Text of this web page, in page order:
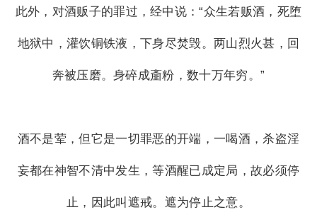
此外，对酒贩子的罪过，经中说：“众生若贩酒，死堕
地狱中，灌饮铜铁液，下身尽焚毁。两山烈火甚，回
奔被压磨。身碎成齑粉，数十万年穷。”
酒不是荤，但它是一切罪恶的开端，一喝酒，杀盗淫
妄都在神智不清中发生，等酒醒已成定局，故必须停
止，因此叫遮戒。遮为停止之意。